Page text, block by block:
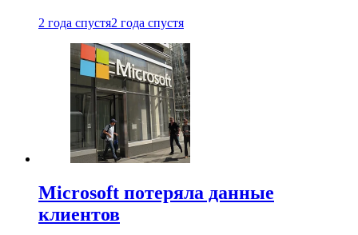
2 года спустя2 года спустя
Microsoft потеряла данные
клиентов